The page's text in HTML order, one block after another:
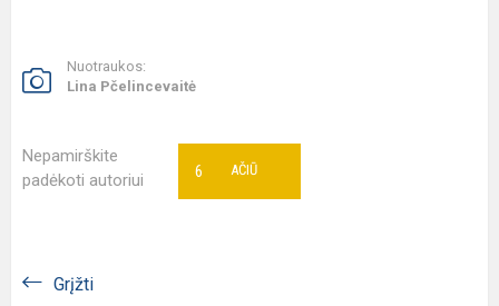
Nuotraukos:
Lina Pčelincevaitė
Nepamirškite
padėkoti autoriui
AČIŪ
6
Grįžti